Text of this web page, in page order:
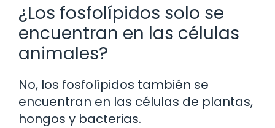
¿Los fosfolípidos solo se
encuentran en las células
animales?
No, los fosfolípidos también se
encuentran en las células de plantas,
hongos y bacterias.